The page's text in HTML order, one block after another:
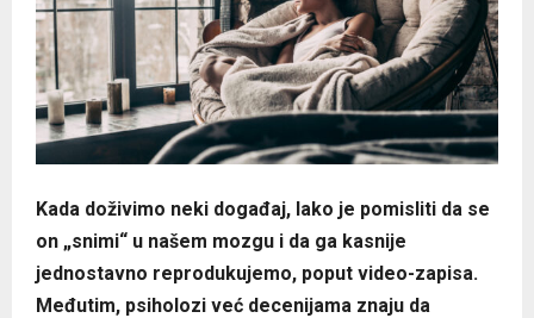
Kada doživimo neki događaj, lako je pomisliti da se
on „snimi“ u našem mozgu i da ga kasnije
jednostavno reprodukujemo, poput video-zapisa.
Međutim, psiholozi već decenijama znaju da